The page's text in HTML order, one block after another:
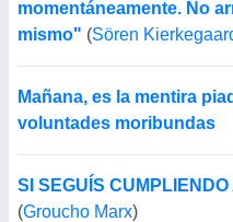
momentáneamente. No
mismo" (Sören
Mañana, es la mentira
voluntades moribundas
SI SEGUÍS
(Groucho Marx)